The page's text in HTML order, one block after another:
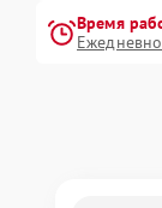
Время